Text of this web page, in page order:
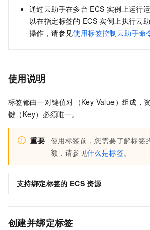
通过云助手在多台 ECS 实例上运行
以在指定标签的 ECS 实例上执行云
操作，请参见使用标签控制云助手命
使用说明
标签都由一对键值对（Key-Value）组成，
键（Key）必须唯一。
重要 使用标签前，您需要了解标签
额，请参见什么是标签。
支持绑定标签的 ECS 资源
创建并绑定标签